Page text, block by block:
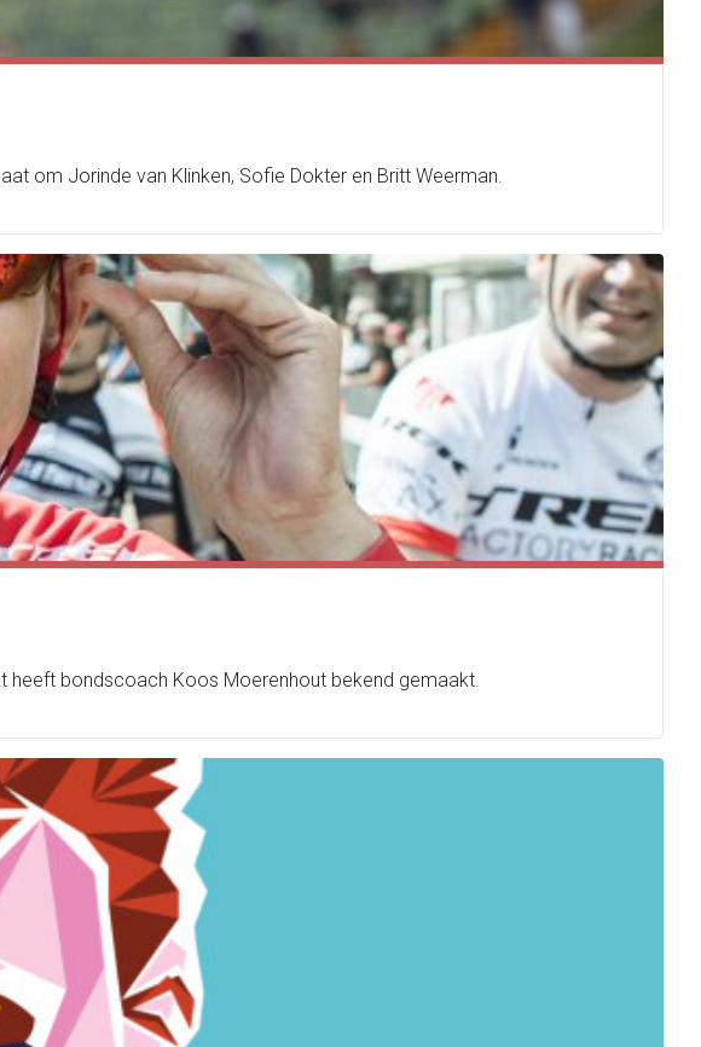
om Jorinde van Klinken, Sofie Dokter en Britt Weerman.
heeft bondscoach Koos Moerenhout bekend gemaakt.